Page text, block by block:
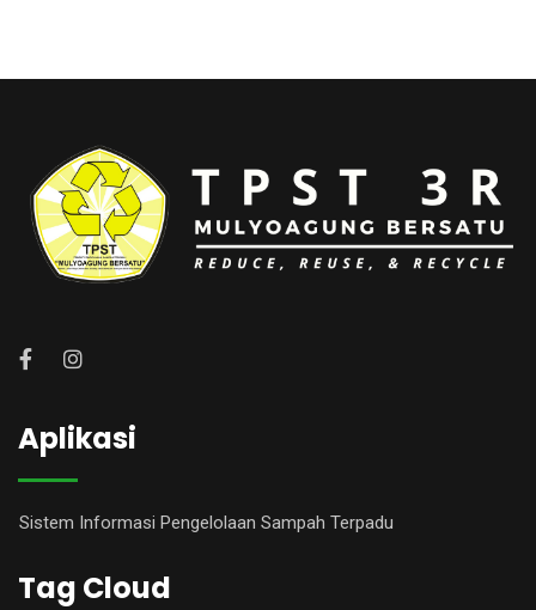
Aplikasi
Sistem Informasi Pengelolaan Sampah Terpadu
Tag Cloud